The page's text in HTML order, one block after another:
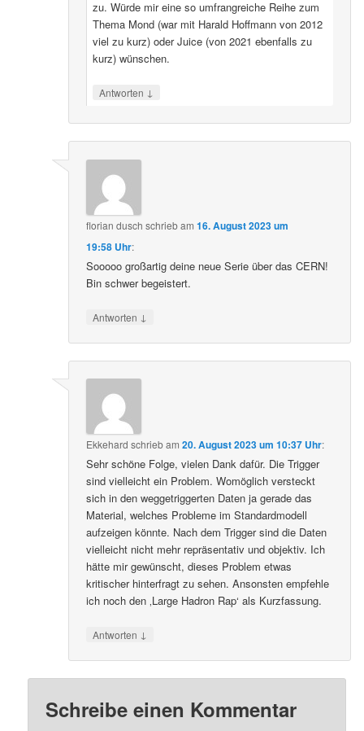
zu. Würde mir eine so umfrangreiche Reihe zum
Thema Mond (war mit Harald Hoffmann von 2012
viel zu kurz) oder Juice (von 2021 ebenfalls zu
kurz) wünschen.
Antworten ↓
florian dusch schriebam16. August 2023 um
19:58 Uhr:
Sooooo großartig deine neue Serie über das CERN!
Bin schwer begeistert.
Antworten ↓
Ekkehard schriebam20. August 2023 um 10:37 Uhr:
Sehr schöne Folge, vielen Dank dafür. Die Trigger
sind vielleicht ein Problem. Womöglich versteckt
sich in den weggetriggerten Daten ja gerade das
Material, welches Probleme im Standardmodell
aufzeigen könnte. Nach dem Trigger sind die Daten
vielleicht nicht mehr repräsentativ und objektiv. Ich
hätte mir gewünscht, dieses Problem etwas
kritischer hinterfragt zu sehen. Ansonsten empfehle
ich noch den ‚Large Hadron Rap‘ als Kurzfassung.
Antworten ↓
Schreibe einen Kommentar